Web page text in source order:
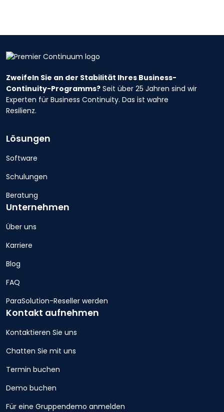
Zweifeln Sie an der Stabilität Ihres Business-
Continuity-Programms? Seit über 25 Jahren sind wir
Experten für Business Continuity. Das ist wahre
Resilienz.
Lösungen
Software
Schulungen
Beratung
Unternehmen
Über uns
Karriere
Blog
FAQ
ParaSolution-Reseller werden
Kontakt aufnehmen
Kontaktieren Sie uns
Chatten Sie mit uns
Termin buchen
Demo buchen
Für eine Gruppendemo anmelden